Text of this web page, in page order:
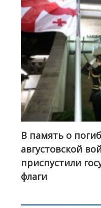
В память о
августовской
приспустили
флаги